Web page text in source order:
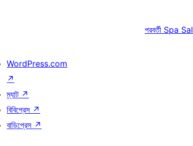
পরবর্তী Spa
WordPress.com
↗
ম্যাট ↗
বিবিপ্রেস ↗
বাডিপ্রেস ↗